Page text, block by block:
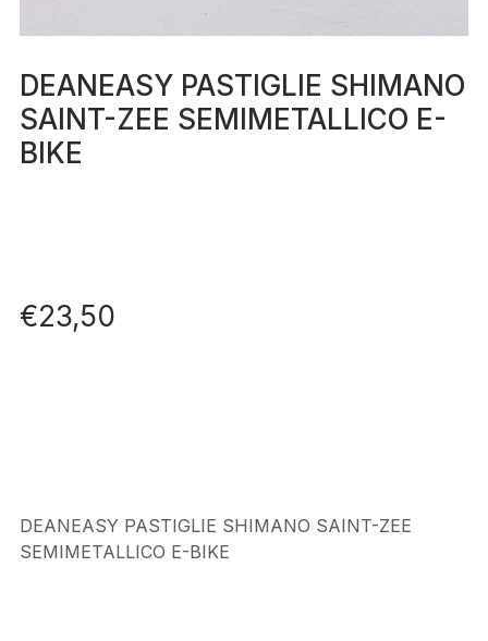
DEANEASY PASTIGLIE SHIMANO
SAINT-ZEE SEMIMETALLICO E-
BIKE
€23,50
DEANEASY PASTIGLIE SHIMANO SAINT-ZEE
SEMIMETALLICO E-BIKE